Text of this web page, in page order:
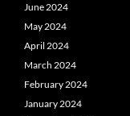
June 2024
May 2024
April 2024
March 2024
February 2024
January 2024